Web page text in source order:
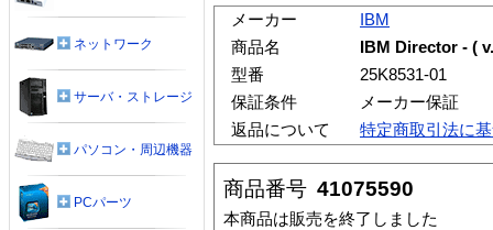
メーカー
IBM
商品名
IBM Director - (
型番
25K8531-01
保証条件
メーカー保証
返品について
特定商取引法に
商品番号 41075590
本商品は販売を終了しました
ネットワーク
サーバ・ストレージ
パソコン・周辺機器
PCパーツ